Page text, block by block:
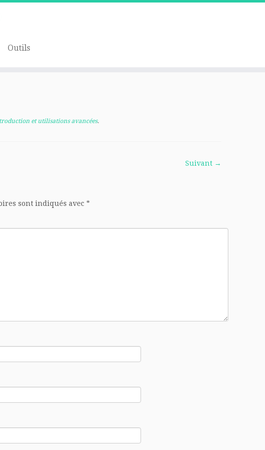
Outils
et utilisations avancées.
Suivant →
sont indiqués avec *